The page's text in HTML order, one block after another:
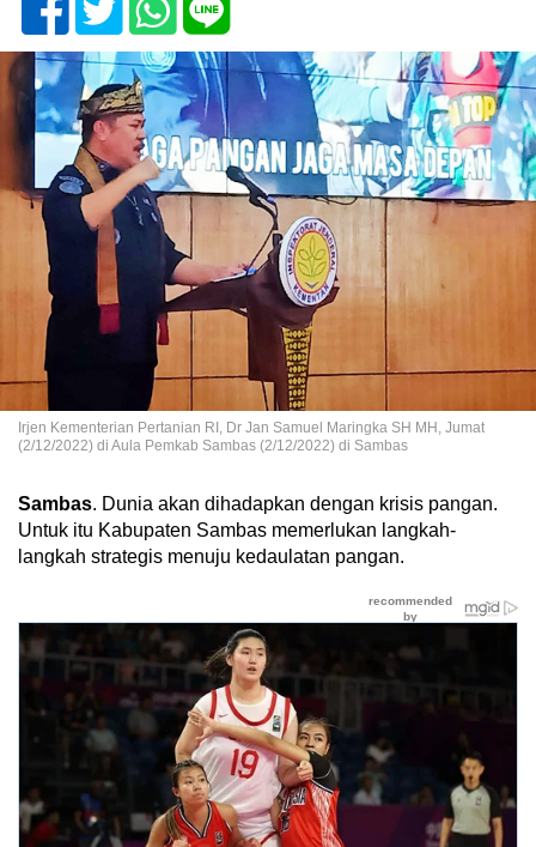
Irjen Kementerian Pertanian RI, Dr Jan Samuel Maringka SH MH, Jumat
(2/12/2022) di Aula Pemkab Sambas (2/12/2022) di Sambas
Sambas. Dunia akan dihadapkan dengan krisis pangan.
Untuk itu Kabupaten Sambas memerlukan langkah-
langkah strategis menuju kedaulatan pangan.